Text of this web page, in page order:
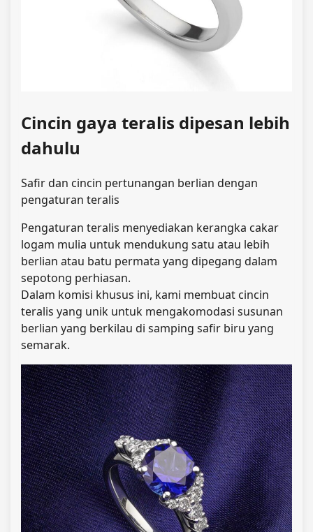
Cincin gaya teralis dipesan lebih
dahulu
Safir dan cincin pertunangan berlian dengan
pengaturan teralis
Pengaturan teralis menyediakan kerangka cakar
logam mulia untuk mendukung satu atau lebih
berlian atau batu permata yang dipegang dalam
sepotong perhiasan.
Dalam komisi khusus ini, kami membuat cincin
teralis yang unik untuk mengakomodasi susunan
berlian yang berkilau di samping safir biru yang
semarak.